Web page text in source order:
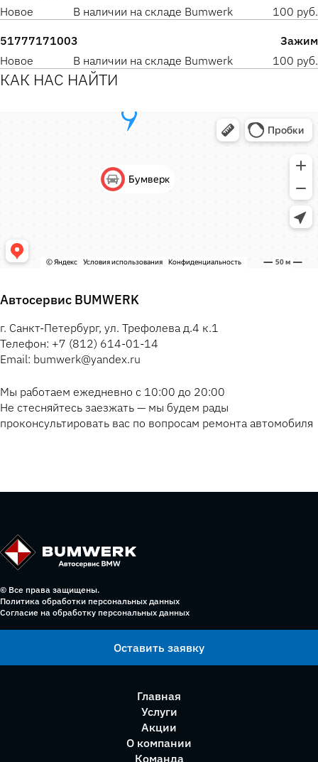
Новое
В наличии на складе Bumwerk 100 руб.
51777171003
Зажим
Новое
В наличии на складе Bumwerk 100 руб.
КАК НАС НАЙТИ
Автосервис BUMWERK
г. Санкт-Петербург, ул. Трефолева д.4 к.1
Телефон: +7 (812) 614-01-14
Email: bumwerk@yandex.ru
Мы работаем ежедневно с 10:00 до 20:00
Не стесняйтесь заезжать — мы будем рады
проконсультировать вас по вопросам ремонта автомобиля
© Все права защищены.
Политика обработки персональных данных
Согласие на обработку персональных данных
Оставить заявку
Главная
Услуги
Акции
О компании
Команда